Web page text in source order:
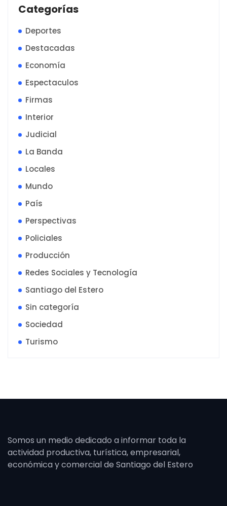
Categorías
Deportes
Destacadas
Economía
Espectaculos
Firmas
Interior
Judicial
La Banda
Locales
Mundo
País
Perspectivas
Policiales
Producción
Redes Sociales y Tecnología
Santiago del Estero
Sin categoría
Sociedad
Turismo
Somos un medio dedicado a informar toda la
actividad productiva, turística, empresarial,
económica y comercial de Santiago del Estero